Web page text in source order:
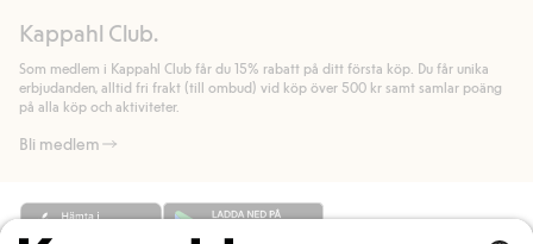
handlar för.
Läs mer
allmänna villkor.
Läs mer
Kappahl Club.
Som medlem i Kappahl Club får du 15% rabatt på ditt första köp. Du får unika
erbjudanden, alltid fri frakt (till ombud) vid köp över 500 kr samt samlar poäng
på alla köp och aktiviteter.
Bli medlem